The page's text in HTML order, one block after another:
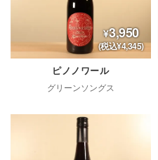
3,950
(税込¥4,345)
ピノノワール
グリーンソングス